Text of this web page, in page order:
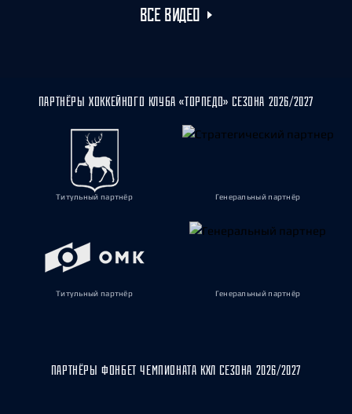
ВСЕ ВИДЕО
ПАРТНЁРЫ ХОККЕЙНОГО КЛУБА «ТОРПЕДО» СЕЗОНА 2026/2027
Титульный партнёр Генеральный партнёр
Титульный партнёр Генеральный партнёр
ПАРТНЁРЫ ФОНБЕТ ЧЕМПИОНАТА КХЛ СЕЗОНА 2026/2027